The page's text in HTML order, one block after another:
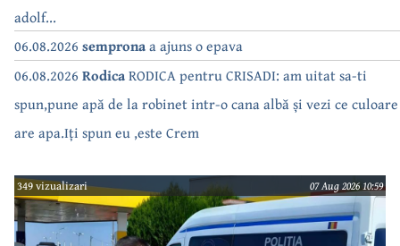
adolf...
06.08.2026 sempronaa ajuns o epava
06.08.2026 RodicaRODICA pentru CRISADI: am uitat sa-ti
spun,pune apă de la robinet intr-o cana albă și vezi ce culoare
are apa.Iți spun eu ,este Crem
349 vizualizari 07 Aug 2026 10:59